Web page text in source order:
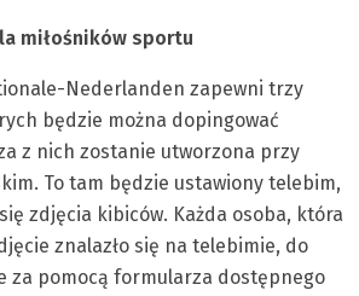
miłośników sportu
Nederlanden zapewni trzy
będzie można dopingować
z nich zostanie utworzona przy
To tam będzie ustawiony telebim,
zdjęcia kibiców. Każda osoba, która
znalazło się na telebimie, do
za pomocą formularza dostępnego